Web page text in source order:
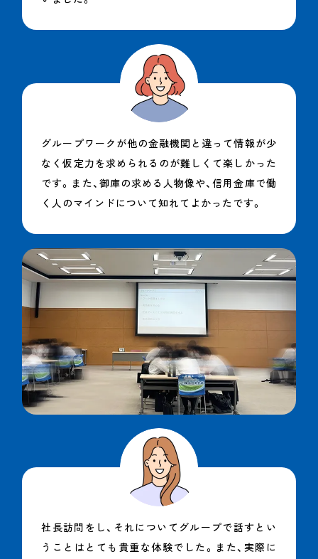
グループワークが他の金融機関と違って情報が少
なく仮定力を求められるのが難しくて楽しかった
です。また、御庫の求める人物像や、信用金庫で働
く人のマインドについて知れてよかったです。
社長訪問をし、それについてグループで話すとい
うことはとても貴重な体験でした。また、実際に